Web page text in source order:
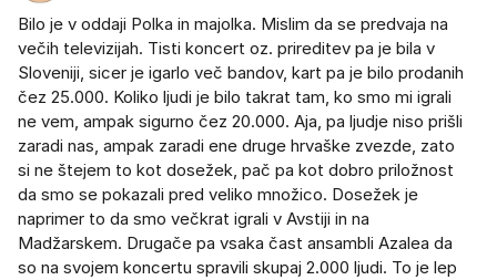
Bilo je v oddaji Polka in majolka. Mislim da se predvaja na
večih televizijah. Tisti koncert oz. prireditev pa je bila v
Sloveniji, sicer je igarlo več bandov, kart pa je bilo prodanih
čez 25.000. Koliko ljudi je bilo takrat tam, ko smo mi igrali
ne vem, ampak sigurno čez 20.000. Aja, pa ljudje niso prišli
zaradi nas, ampak zaradi ene druge hrvaške zvezde, zato
si ne štejem to kot dosežek, pač pa kot dobro priložnost
da smo se pokazali pred veliko množico. Dosežek je
naprimer to da smo večkrat igrali v Avstiji in na
Madžarskem. Drugače pa vsaka čast ansambli Azalea da
so na svojem koncertu spravili skupaj 2.000 ljudi. To je lep